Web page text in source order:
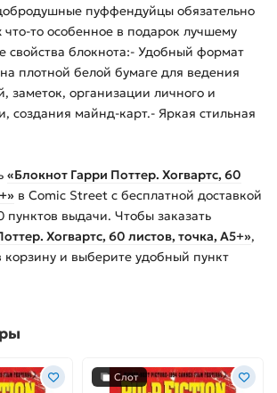
пуффендуйцы обязательно
что-то особенное в подарок лучшему
свойства блокнота:- Удобный формат
плотной белой бумаге для ведения
заметок, организации личного и
создания майнд-карт.- Яркая стильная
«Блокнот Гарри Поттер. Хогвартс, 60
в Comic Street с бесплатной доставкой
пунктов выдачи. Чтобы заказать
Хогвартс, 60 листов, точка, А5+»,
корзину и выберите удобный пункт
Слот